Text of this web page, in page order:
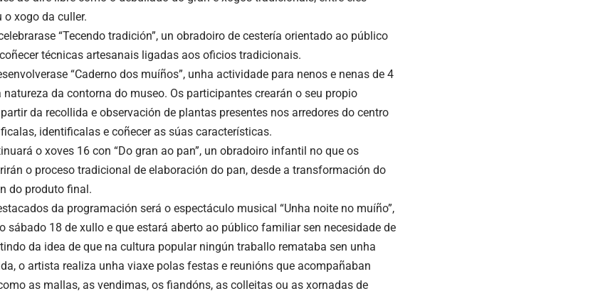
o xogo da culler.
“Tecendo tradición”, un obradoiro de cestería orientado ao público
técnicas artesanais ligadas aos oficios tradicionais.
“Caderno dos muíños”, unha actividade para nenos e nenas de 4
da contorna do museo. Os participantes crearán o seu propio
da recollida e observación de plantas presentes nos arredores do centro
identificalas e coñecer as súas características.
o xoves 16 con “Do gran ao pan”, un obradoiro infantil no que os
o proceso tradicional de elaboración do pan, desde a transformación do
do produto final.
da programación será o espectáculo musical “Unha noite no muíño”,
sábado 18 de xullo e que estará aberto ao público familiar sen necesidade de
da idea de que na cultura popular ningún traballo remataba sen unha
o artista realiza unha viaxe polas festas e reunións que acompañaban
as mallas, as vendimas, os fiandóns, as colleitas ou as xornadas de